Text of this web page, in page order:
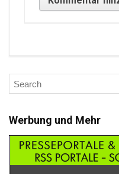
Werbung und Mehr